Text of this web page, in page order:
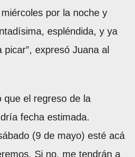
por la noche y
espléndida, y ya
picar”, expresó Juana al
que el regreso de la
fecha estimada.
(9 de mayo) esté acá
Si no, me tendrán a